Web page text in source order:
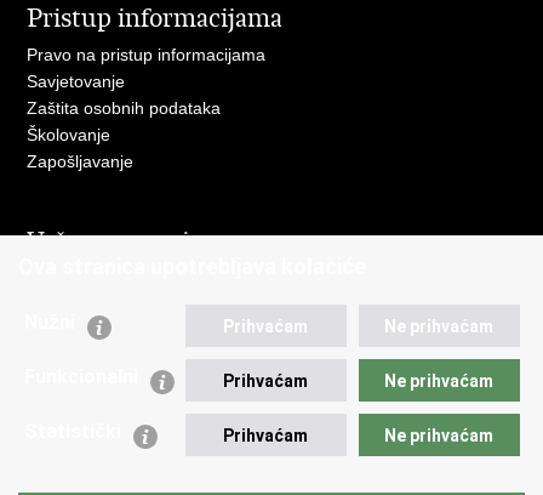
Pristup informacijama
Pravo na pristup informacijama
Savjetovanje
Zaštita osobnih podataka
Školovanje
Zapošljavanje
Važne poveznice
Policijska akademija
Zaklada policijske solidarnosti
Vučetić"
Prihvaćam Ne prihvaćam
Prihvaćam Ne prihvaćam
Prihvaćam Ne prihvaćam